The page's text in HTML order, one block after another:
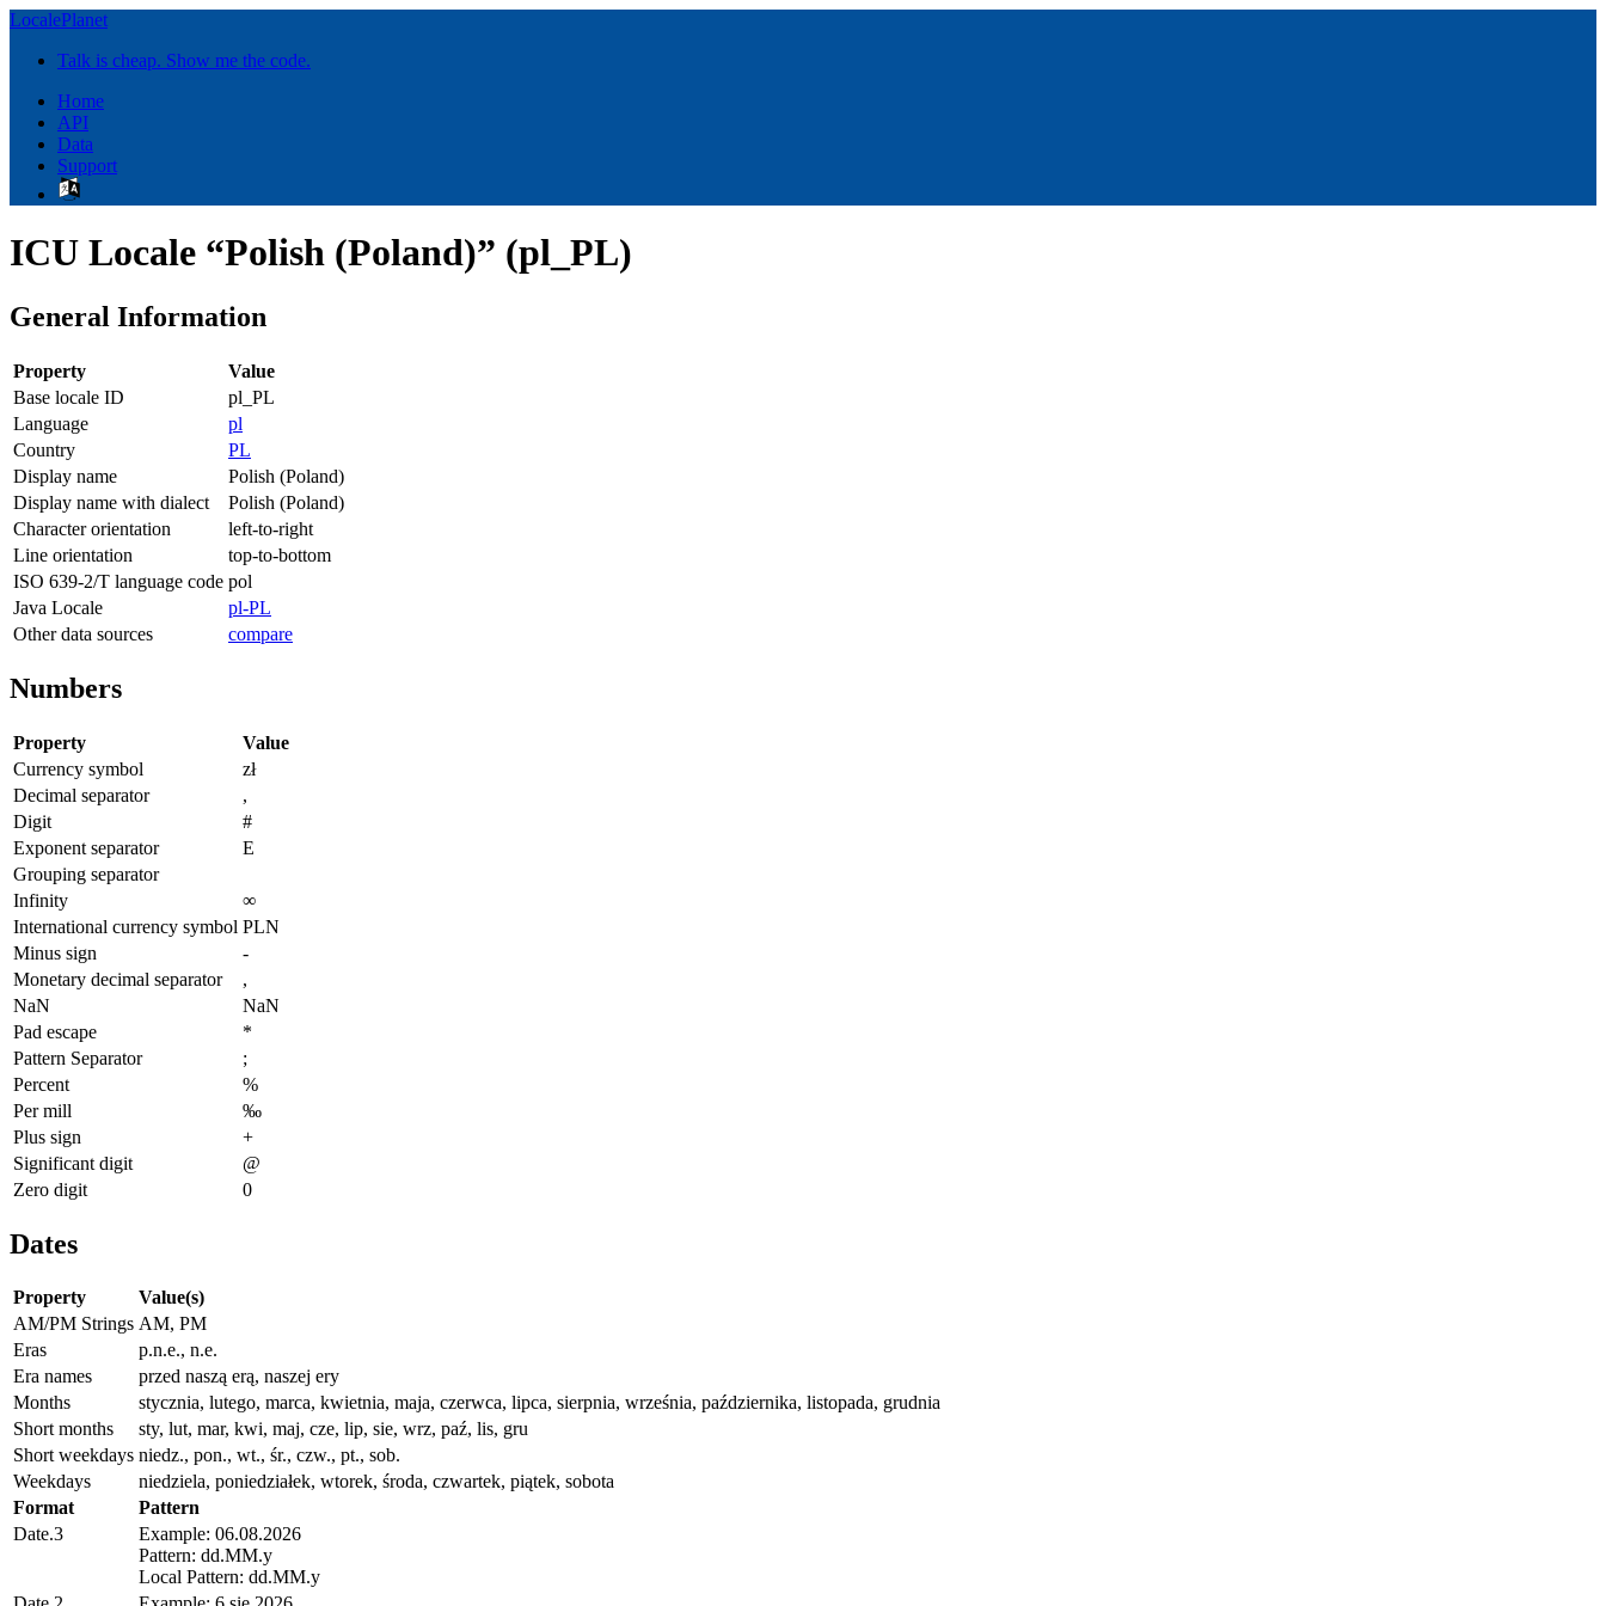
LocalePlanet
Talk is cheap. Show me the code.
Home
API
Data
Support
ICU Locale “Polish (Poland)” (pl_PL)
General Information
Property
Value
Base locale ID
pl_PL
Language
pl
Country
PL
Display name
Polish (Poland)
Display name with dialect
Polish (Poland)
Character orientation
left-to-right
Line orientation
top-to-bottom
ISO 639-2/T language code pol
Java Locale
pl-PL
Other data sources
compare
Numbers
Property
Value
Currency symbol
zł
Decimal separator
,
Digit
#
Exponent separator
E
Grouping separator
Infinity
∞
International currency symbol PLN
Minus sign
-
Monetary decimal separator
,
NaN
NaN
Pad escape
*
Pattern Separator
;
Percent
%
Per mill
‰
Plus sign
+
Significant digit
@
Zero digit
0
Dates
Property
Value(s)
AM/PM Strings AM, PM
Eras
p.n.e., n.e.
Era names
przed naszą erą, naszej ery
Months
stycznia, lutego, marca, kwietnia, maja, czerwca, lipca, sierpnia, września, października, listopada, grudnia
Short months
sty, lut, mar, kwi, maj, cze, lip, sie, wrz, paź, lis, gru
Short weekdays niedz., pon., wt., śr., czw., pt., sob.
Weekdays
niedziela, poniedziałek, wtorek, środa, czwartek, piątek, sobota
Format
Pattern
Date.3
Example: 06.08.2026
Pattern: dd.MM.y
Local Pattern: dd.MM.y